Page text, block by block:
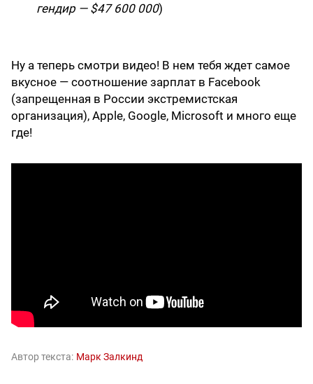
гендир — $47 600 000)
Ну а теперь смотри видео! В нем тебя ждет самое
вкусное — соотношение зарплат в Facebook
(запрещенная в России экстремистская
организация), Apple, Google, Microsoft и много еще
где!
Автор текста: Марк Залкинд